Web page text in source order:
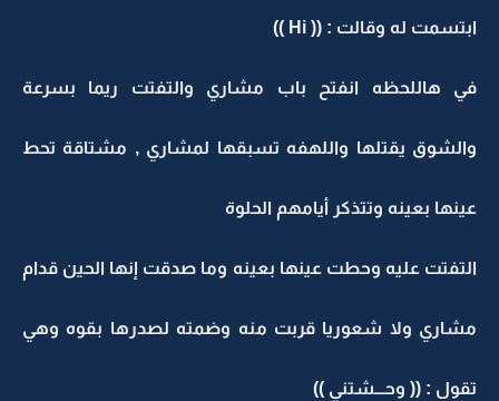
ابتسمت له وقالت : (( Hi ))
في هاللحظه انفتح باب مشاري والتفتت ريما بسرعة
والشوق يقتلها واللهفه تسبقها لمشاري , مشتاقة تحط
عينها بعينه وتتذكر أيامهم الحلوة
التفتت عليه وحطت عينها بعينه وما صدقت إنها الحين قدام
مشاري ولا شعوريا قربت منه وضمته لصدرها بقوه وهي
تقول : (( وحـــشتني ))